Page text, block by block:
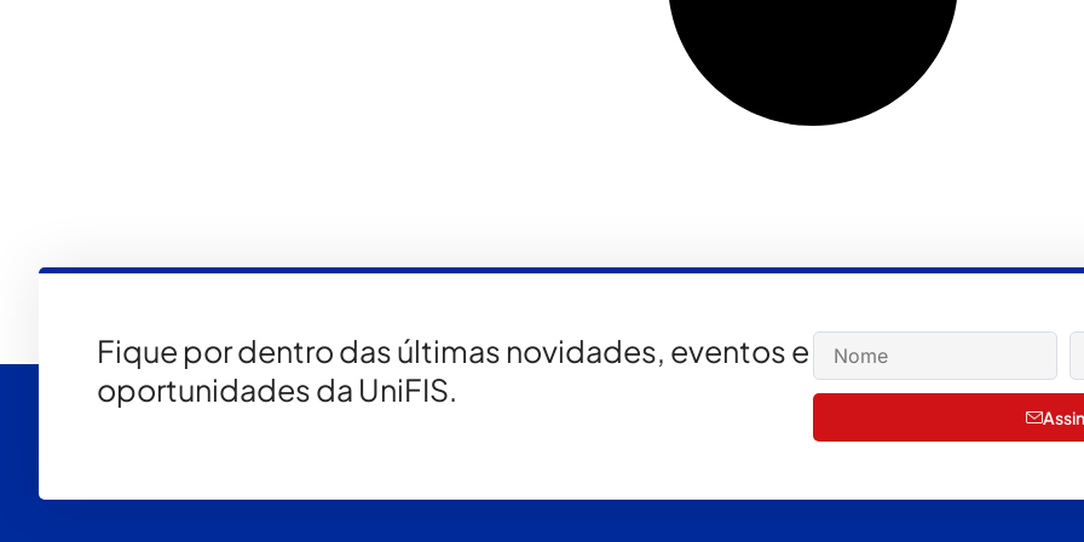
Fique por dentro das últimas novidades, eventos e
oportunidades da UniFIS.